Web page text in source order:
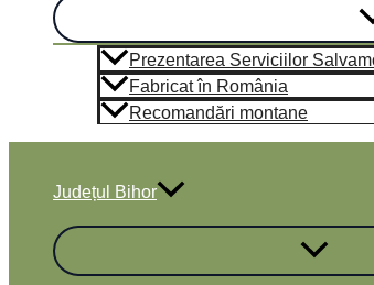
Prezentarea Serviciilor
Fabricat în România
Recomandări montane